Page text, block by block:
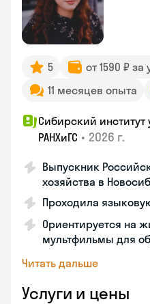
5
от 1590 ₽ за
11 месяцев опыта
Сибирский
РАНХиГС • 2026 г.
Выпускник
хозяйства в
Проходила
Ориентируется на
мультфильмы для
Читать дальше
Услуги и цены